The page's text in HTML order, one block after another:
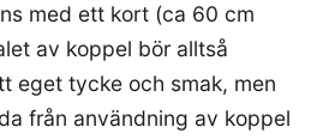
med ett kort (ca 60 cm
av koppel bör alltså
eget tycke och smak, men
från användning av koppel